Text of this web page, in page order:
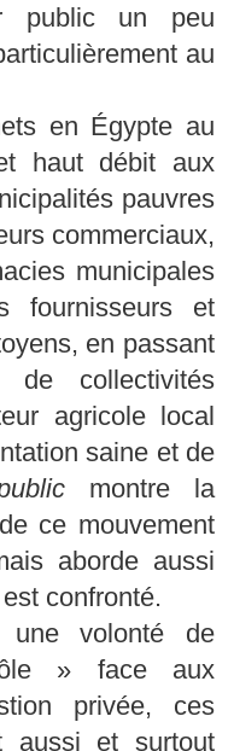
public un peu
au
en Égypte au
haut débit aux
pauvres
commerciaux,
municipales
fournisseurs et
en passant
de collectivités
agricole local
saine et de
montre la
ce mouvement
aborde aussi
confronté.
une volonté de
» face aux
privée, ces
aussi et surtout